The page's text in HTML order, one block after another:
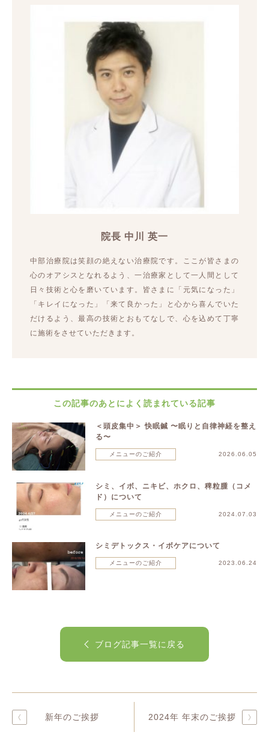
院長 中川 英一
中部治療院は笑顔の絶えない治療院です。ここが皆さまの
心のオアシスとなれるよう、一治療家として一人間として
日々技術と心を磨いています。皆さまに「元気になった」
「キレイになった」「来て良かった」と心から喜んでいた
だけるよう、最高の技術とおもてなしで、心を込めて丁寧
に施術をさせていただきます。
この記事のあとによく読まれている記事
＜頭皮集中＞ 快眠鍼 〜眠りと自律神経を整え
る〜
メニューのご紹介 2026.06.05
シミ、イボ、ニキビ、ホクロ、稗粒腫（コメ
ド）について
メニューのご紹介 2024.07.03
シミデトックス・イボケアについて
メニューのご紹介 2023.06.24
ブログ記事一覧に戻る
新年のご挨拶 2024年 年末のご挨拶